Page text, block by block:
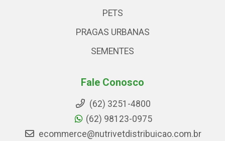
PETS
PRAGAS URBANAS
SEMENTES
Fale Conosco
(62) 3251-4800
(62) 98123-0975
ecommerce@nutrivetdistribuicao.com.br